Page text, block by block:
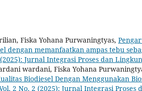
Fiska Yohana Purwaningtyas,
dengan memanfaatkan ampas tebu
Jurnal Integrasi Proses dan
wardani, Fiska Yohana
Biodiesel Dengan Menggunakan
2 No. 2 (2025): Jurnal Integrasi Proses